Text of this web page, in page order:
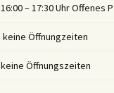
16:00 – 17:30 Uhr Offenes
keine Öffnungzeiten
keine Öffnungszeiten